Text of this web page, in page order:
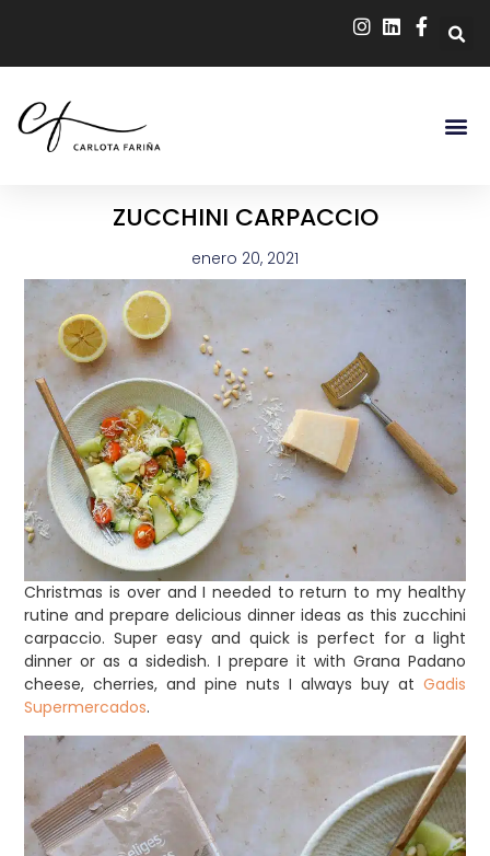
ZUCCHINI CARPACCIO
enero 20, 2021
Christmas is over and I needed to return to my healthy
rutine and prepare delicious dinner ideas as this zucchini
carpaccio. Super easy and quick is perfect for a light
dinner or as a sidedish. I prepare it with Grana Padano
cheese, cherries, and pine nuts I always buy at Gadis
Supermercados.